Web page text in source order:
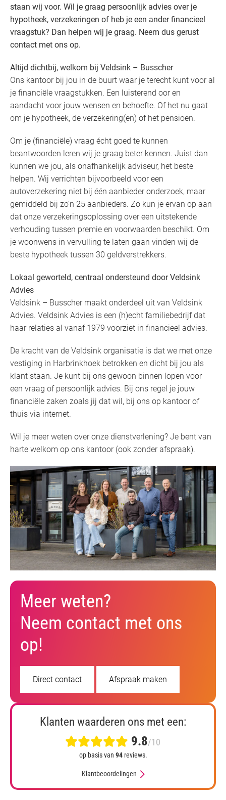
staan wij voor. Wil je graag persoonlijk advies over je
hypotheek, verzekeringen of heb je een ander financieel
vraagstuk? Dan helpen wij je graag. Neem dus gerust
contact met ons op.
Altijd dichtbij, welkom bij Veldsink – Busscher
Ons kantoor bij jou in de buurt waar je terecht kunt voor al
je financiële vraagstukken. Een luisterend oor en
aandacht voor jouw wensen en behoefte. Of het nu gaat
om je hypotheek, de verzekering(en) of het pensioen.
Om je (financiële) vraag écht goed te kunnen
beantwoorden leren wij je graag beter kennen. Juist dan
kunnen we jou, als onafhankelijk adviseur, het beste
helpen. Wij verrichten bijvoorbeeld voor een
autoverzekering niet bij één aanbieder onderzoek, maar
gemiddeld bij zo’n 25 aanbieders. Zo kun je ervan op aan
dat onze verzekeringsoplossing over een uitstekende
verhouding tussen premie en voorwaarden beschikt. Om
je woonwens in vervulling te laten gaan vinden wij de
beste hypotheek tussen 30 geldverstrekkers.
Lokaal geworteld, centraal ondersteund door Veldsink
Advies
Veldsink – Busscher maakt onderdeel uit van Veldsink
Advies. Veldsink Advies is een (h)echt familiebedrijf dat
haar relaties al vanaf 1979 voorziet in financieel advies.
De kracht van de Veldsink organisatie is dat we met onze
vestiging in Harbrinkhoek betrokken en dicht bij jou als
klant staan. Je kunt bij ons gewoon binnen lopen voor
een vraag of persoonlijk advies. Bij ons regel je jouw
financiële zaken zoals jij dat wil, bij ons op kantoor of
thuis via internet.
Wil je meer weten over onze dienstverlening? Je bent van
harte welkom op ons kantoor (ook zonder afspraak).
Meer weten?
Neem contact met ons
op!
Direct contact Afspraak maken
Klanten waarderen ons met een:
9.8/10
op basis van 94reviews.
Klantbeoordelingen